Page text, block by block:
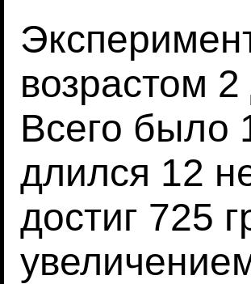
возрастом
Всего было
длился 12
достиг 725